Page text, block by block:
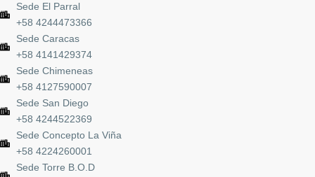
Sede El Parral
+58 4244473366
Sede Caracas
+58 4141429374
Sede Chimeneas
+58 4127590007
Sede San Diego
+58 4244522369
Sede Concepto La Viña
+58 4224260001
Sede Torre B.O.D